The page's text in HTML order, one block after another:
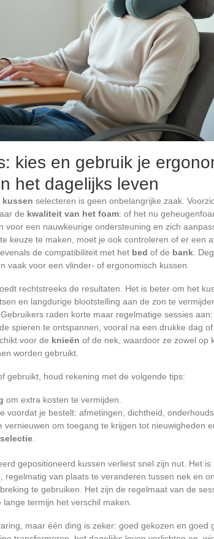
kies en gebruik je
het dagelijks leven
kussen selecteren is geen onbelangrijke zaak.
de kwaliteit van het foam: of het nu
voor een nauwkeurige ondersteuning en zich
keuze te maken, moet je ook controleren of er een
de compatibiliteit met het bed of de bank .
vaak voor een vlinder- of ergonomisch kussen.
rechtstreeks de resultaten. Het is beter om het
en langdurige blootstelling aan de zon te
. Gebruikers raden korte maar regelmatige sessies
spieren te ontspannen, vooral na een drukke dag
voor de knieën of de nek, waardoor ze zowel op
worden gebruikt.
gebruikt, houd rekening met de volgende tips:
om extra kosten te vermijden.
voordat je bestelt: afmetingen, dichtheid,
vernieuwen om toegang te krijgen tot nieuwigheden
selectie
gepositioneerd kussen verliest snel zijn nut. Het
regelmatig van plaats te veranderen tussen nek en
te gebruiken. Het zijn de regelmaat van de
termijn het verschil maken.
maar één ding is zeker: goed gekozen en goed